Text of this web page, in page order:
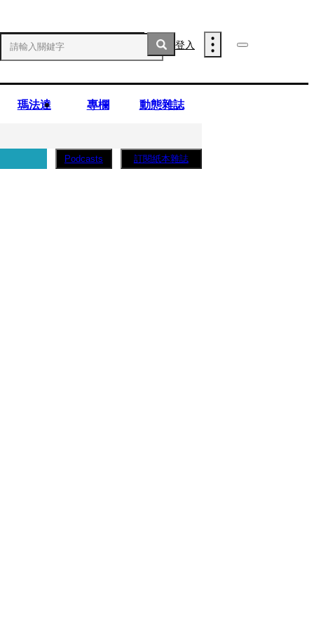
登入
瑪法達 專欄 動態雜誌
Podcasts 訂閱紙本雜誌